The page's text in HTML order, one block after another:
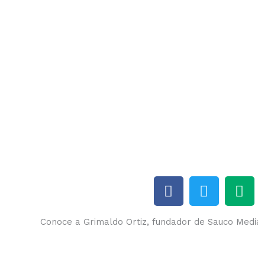
F
a
e
T
w
t
M
e
i
Conoce a Grimaldo Ortiz, fundador de Sauco